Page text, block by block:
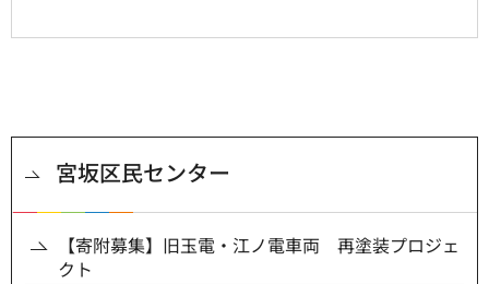
宮坂区民センター
【寄附募集】旧玉電・江ノ電車両 再塗装プロジェ
クト